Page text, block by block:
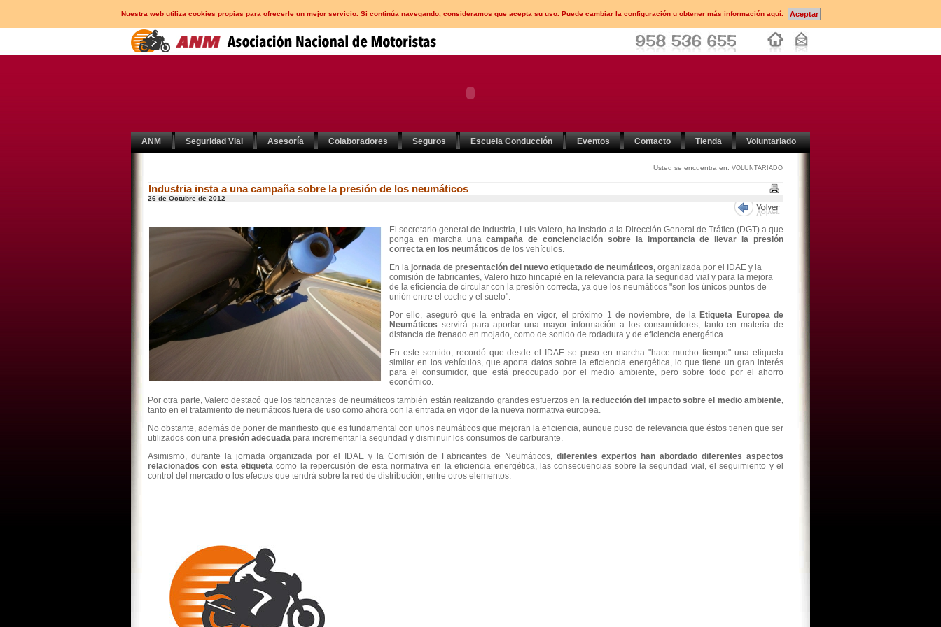
Nuestra web utiliza cookies propias para ofrecerle un mejor servicio. Si continúa navegando, consideramos que acepta su uso. Puede cambiar la configuración u obtener más información aquí.
ANM Seguridad Vial Asesoría Colaboradores Seguros Escuela Conducción Eventos Contacto Tienda Voluntariado
Usted se encuentra en: VOLUNTARIADO
Industria insta a una campaña sobre la presión de los neumáticos
26 de Octubre de 2012
El secretario general de Industria, Luis Valero, ha instado a la Dirección General de Tráfico (DGT) a que
ponga en marcha unacampaña de concienciación sobre la importancia de llevar la presión
correcta en los neumáticos de los vehículos.
En la jornada de presentación del nuevo etiquetado de neumáticos, organizada por el IDAE y la
comisión de fabricantes, Valero hizo hincapié en la relevancia para la seguridad vial y para la mejora
de la eficiencia de circular con la presión correcta, ya que los neumáticos "son los únicos puntos de
unión entre el coche y el suelo".
Por ello, aseguró que la entrada en vigor, el próximo 1 de noviembre, de la Etiqueta Europea de
Neumáticos servirá para aportar una mayor información a los consumidores, tanto en materia de
distancia de frenado en mojado, como de sonido de rodadura y de eficiencia energética.
En este sentido, recordó que desde el IDAE se puso en marcha "hace mucho tiempo" una etiqueta
similar en los vehículos, que aporta datos sobre la eficiencia energética, lo que tiene un gran interés
para el consumidor, que está preocupado por el medio ambiente, pero sobre todo por el ahorro
económico.
Por otra parte, Valero destacó que los fabricantes de neumáticos también están realizando grandes esfuerzos en la reducción del impacto sobre el medio ambiente,
tanto en el tratamiento de neumáticos fuera de uso como ahora con la entrada en vigor de la nueva normativa europea.
No obstante, además de poner de manifiesto que es fundamental con unos neumáticos que mejoran la eficiencia, aunque puso de relevancia que éstos tienen que ser
utilizados con una presión adecuada para incrementar la seguridad y disminuir los consumos de carburante.
Asimismo, durante la jornada organizada por el IDAE y la Comisión de Fabricantes de Neumáticos, diferentes expertos han abordado diferentes aspectos
relacionados con esta etiquetacomo la repercusión de esta normativa en la eficiencia energética, las consecuencias sobre la seguridad vial, el seguimiento y el
control del mercado o los efectos que tendrá sobre la red de distribución, entre otros elementos.